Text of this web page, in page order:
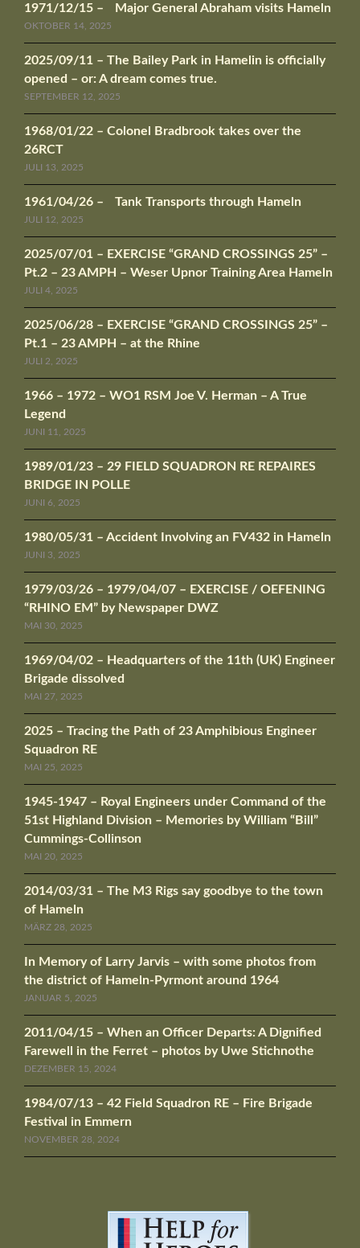
1971/12/15 – Major General Abraham visits Hameln
OKTOBER 14, 2025
2025/09/11 – The Bailey Park in Hamelin is officially
opened – or: A dream comes true.
SEPTEMBER 12, 2025
1968/01/22 – Colonel Bradbrook takes over the
26RCT
JULI 13, 2025
1961/04/26 – Tank Transports through Hameln
JULI 12, 2025
2025/07/01 – EXERCISE “GRAND CROSSINGS 25” –
Pt.2 – 23 AMPH – Weser Upnor Training Area Hameln
JULI 4, 2025
2025/06/28 – EXERCISE “GRAND CROSSINGS 25” –
Pt.1 – 23 AMPH – at the Rhine
JULI 2, 2025
1966 – 1972 – WO1 RSM Joe V. Herman – A True
Legend
JUNI 11, 2025
1989/01/23 – 29 FIELD SQUADRON RE REPAIRES
BRIDGE IN POLLE
JUNI 6, 2025
1980/05/31 – Accident Involving an FV432 in Hameln
JUNI 3, 2025
1979/03/26 – 1979/04/07 – EXERCISE / OEFENING
“RHINO EM” by Newspaper DWZ
MAI 30, 2025
1969/04/02 – Headquarters of the 11th (UK) Engineer
Brigade dissolved
MAI 27, 2025
2025 – Tracing the Path of 23 Amphibious Engineer
Squadron RE
MAI 25, 2025
1945-1947 – Royal Engineers under Command of the
51st Highland Division – Memories by William “Bill”
Cummings-Collinson
MAI 20, 2025
2014/03/31 – The M3 Rigs say goodbye to the town
of Hameln
MÄRZ 28, 2025
In Memory of Larry Jarvis – with some photos from
the district of Hameln-Pyrmont around 1964
JANUAR 5, 2025
2011/04/15 – When an Officer Departs: A Dignified
Farewell in the Ferret – photos by Uwe Stichnothe
DEZEMBER 15, 2024
1984/07/13 – 42 Field Squadron RE – Fire Brigade
Festival in Emmern
NOVEMBER 28, 2024